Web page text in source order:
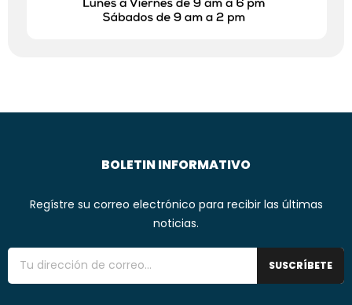
BOLETIN INFORMATIVO
Regístre su correo electrónico para recibir las últimas
noticias.
SUSCRÍBETE